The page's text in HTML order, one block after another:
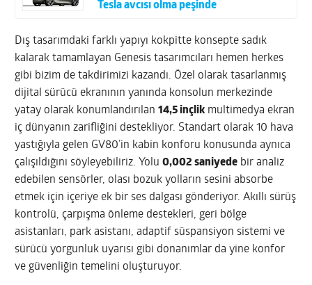
Tesla avcısı olma peşinde
Dış tasarımdaki farklı yapıyı kokpitte konsepte sadık
kalarak tamamlayan Genesis tasarımcıları hemen herkes
gibi bizim de takdirimizi kazandı. Özel olarak tasarlanmış
dijital sürücü ekranının yanında konsolun merkezinde
yatay olarak konumlandırılan14,5 inçlik multimedya ekran
iç dünyanın zarifliğini destekliyor. Standart olarak 10 hava
yastığıyla gelen GV80’in kabin konforu konusunda aynıca
çalışıldığını söyleyebiliriz. Yolu0,002 saniyede bir analiz
edebilen sensörler, olası bozuk yolların sesini absorbe
etmek için içeriye ek bir ses dalgası gönderiyor. Akıllı sürüş
kontrolü, çarpışma önleme destekleri, geri bölge
asistanları, park asistanı, adaptif süspansiyon sistemi ve
sürücü yorgunluk uyarısı gibi donanımlar da yine konfor
ve güvenliğin temelini oluşturuyor.